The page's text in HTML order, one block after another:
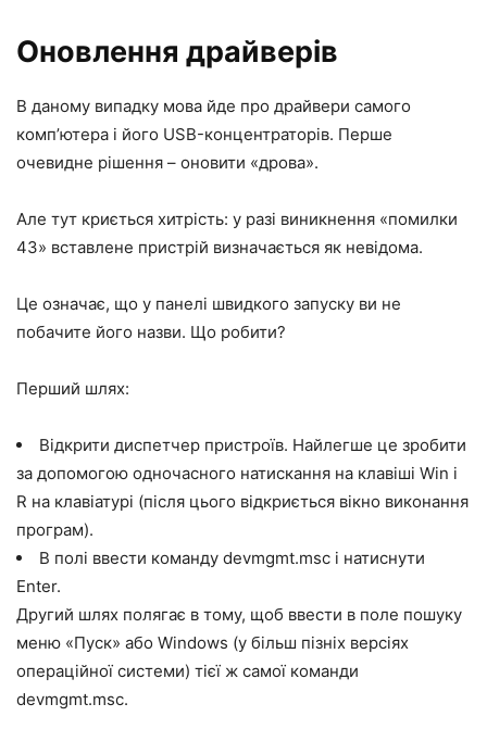
Оновлення драйверів
В даному випадку мова йде про драйвери самого
комп’ютера і його USB-концентраторів. Перше
очевидне рішення – оновити «дрова».
Але тут криється хитрість: у разі виникнення «помилки
43» вставлене пристрій визначається як невідома.
Це означає, що у панелі швидкого запуску ви не
побачите його назви. Що робити?
Перший шлях:
Відкрити диспетчер пристроїв. Найлегше це зробити
за допомогою одночасного натискання на клавіші Win і
R на клавіатурі (після цього відкриється вікно виконання
програм).
В полі ввести команду devmgmt.msc і натиснути
Enter.
Другий шлях полягає в тому, щоб ввести в поле пошуку
меню «Пуск» або Windows (у більш пізніх версіях
операційної системи) тієї ж самої команди
devmgmt.msc.